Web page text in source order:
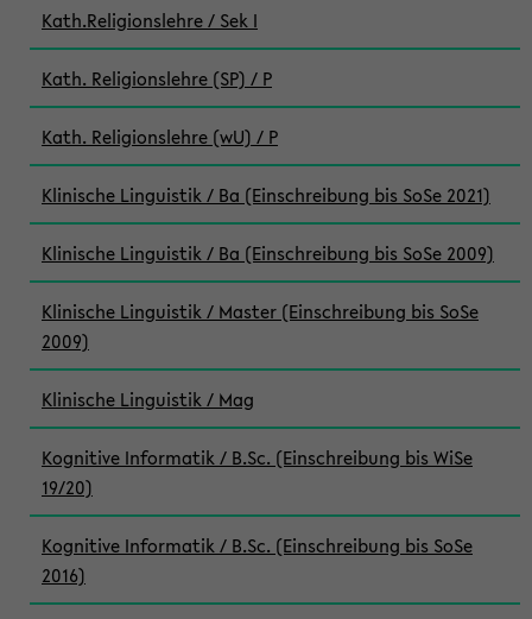
Kath.Religionslehre / Sek I
Kath. Religionslehre (SP) / P
Kath. Religionslehre (wU) / P
Klinische Linguistik / Ba (Einschreibung bis SoSe 2021)
Klinische Linguistik / Ba (Einschreibung bis SoSe 2009)
Klinische Linguistik / Master (Einschreibung bis SoSe
2009)
Klinische Linguistik / Mag
Kognitive Informatik / B.Sc. (Einschreibung bis WiSe
19/20)
Kognitive Informatik / B.Sc. (Einschreibung bis SoSe
2016)